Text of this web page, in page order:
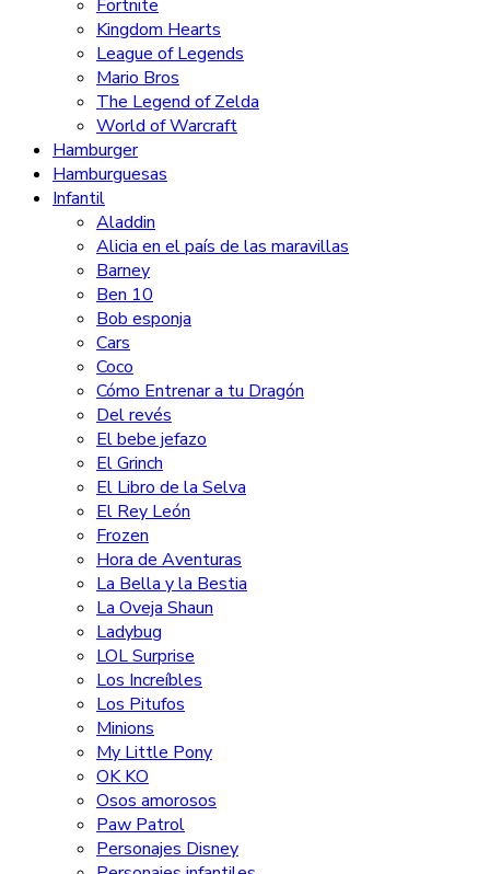
Fortnite
Kingdom Hearts
League of Legends
Mario Bros
The Legend of Zelda
World of Warcraft
Hamburger
Hamburguesas
Infantil
Aladdin
Alicia en el país de las maravillas
Barney
Ben 10
Bob esponja
Cars
Coco
Cómo Entrenar a tu Dragón
Del revés
El bebe jefazo
El Grinch
El Libro de la Selva
El Rey León
Frozen
Hora de Aventuras
La Bella y la Bestia
La Oveja Shaun
Ladybug
LOL Surprise
Los Increíbles
Los Pitufos
Minions
My Little Pony
OK KO
Osos amorosos
Paw Patrol
Personajes Disney